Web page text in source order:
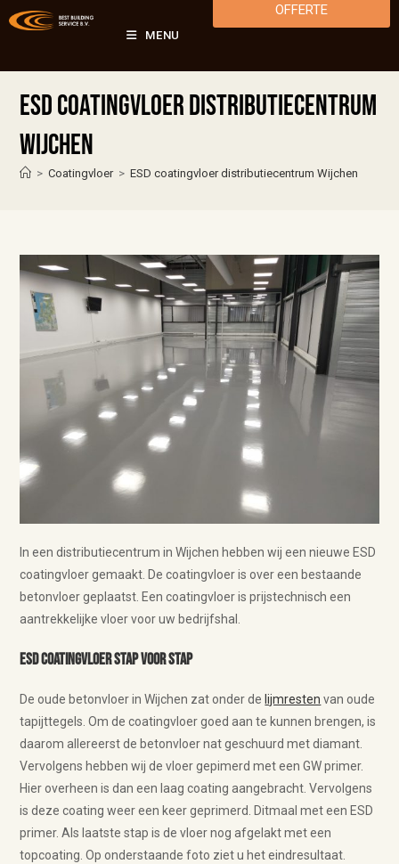
MENU
OFFERTE
ESD coatingvloer distributiecentrum
Wijchen
> Coatingvloer > ESD coatingvloer distributiecentrum Wijchen
In een distributiecentrum in Wijchen hebben wij een nieuwe ESD
coatingvloer gemaakt. De coatingvloer is over een bestaande
betonvloer geplaatst. Een coatingvloer is prijstechnisch een
aantrekkelijke vloer voor uw bedrijfshal.
ESD coatingvloer stap voor stap
De oude betonvloer in Wijchen zat onder de lijmresten van oude
tapijttegels. Om de coatingvloer goed aan te kunnen brengen, is
daarom allereerst de betonvloer nat geschuurd met diamant.
Vervolgens hebben wij de vloer gepimerd met een GW primer.
Hier overheen is dan een laag coating aangebracht. Vervolgens
is deze coating weer een keer geprimerd. Ditmaal met een ESD
primer. Als laatste stap is de vloer nog afgelakt met een
topcoating. Op onderstaande foto ziet u het eindresultaat.